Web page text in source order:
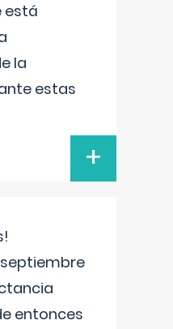
está
la
estas
+
septiembre
entonces